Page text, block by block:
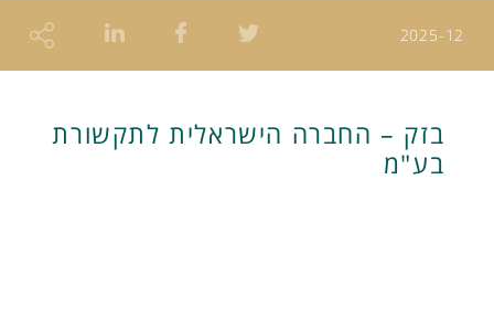
2025-12
בזק – החברה הישראלית לתקשורת
בע"מ